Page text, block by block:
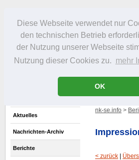
Diese Webseite verwendet nur
den technischen Betrieb
der Nutzung unserer Webseite
Nutzung dieser Cookies zu. mehr
OK
Portrait Freizeit
Aktuelles
Nachrichten-Archiv
Berichte
nk-se.info >
< zurück